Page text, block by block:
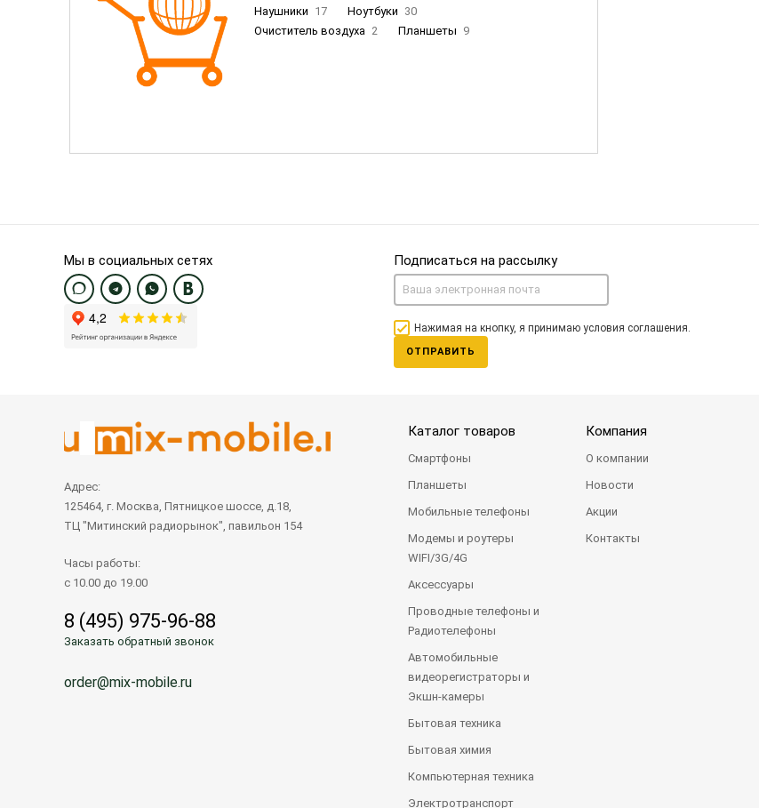
Наушники 17 Ноутбуки 30
Очиститель воздуха 2 Планшеты 9
Мы в социальных сетях Подписаться на рассылку
Нажимая на кнопку, я принимаю условия соглашения.
ОТПРАВИТЬ
Адрес:
125464, г. Москва, Пятницкое шоссе, д.18,
ТЦ "Митинский радиорынок", павильон 154
Часы работы:
с 10.00 до 19.00
8 (495) 975-96-88
Заказать обратный звонок
order@mix-mobile.ru
Каталог товаров
Смартфоны
Планшеты
Мобильные телефоны
Модемы и роутеры
WIFI/3G/4G
Аксессуары
Проводные телефоны и
Радиотелефоны
Автомобильные
видеорегистраторы и
Экшн-камеры
Бытовая техника
Бытовая химия
Компьютерная техника
Электротранспорт
Компания
О компании
Новости
Акции
Контакты